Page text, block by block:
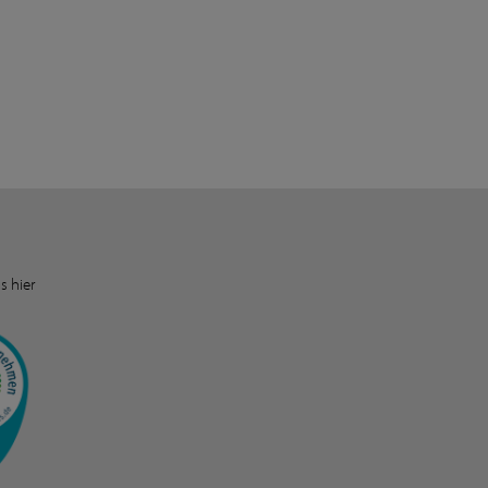
hier